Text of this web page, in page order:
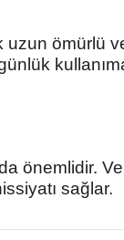
ömürlü
önemlidir.
sağlar.